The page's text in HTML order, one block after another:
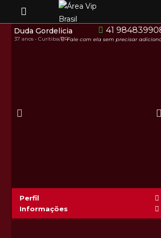
41
Fale com ela sem precisar
Duda Gordelicia
37 anos • Curitiba/PR
Perfil
Informações